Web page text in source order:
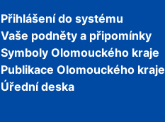
Přihlášení do systému
Vaše podněty a připomínky
Symboly Olomouckého kraje
Publikace Olomouckého kraje
Úřední deska